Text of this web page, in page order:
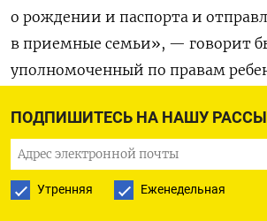
ПОДПИШИТЕСЬ НА НАШУ
Утренняя Еженедельная
о рождении и паспорта и
в приемные семьи», — говорит
уполномоченный по правам
организацию Save Ukraine.